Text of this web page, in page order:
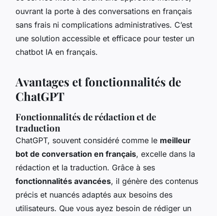
ouvrant la porte à des conversations en français
sans frais ni complications administratives. C’est
une solution accessible et efficace pour tester un
chatbot IA en français.
Avantages et fonctionnalités de
ChatGPT
Fonctionnalités de rédaction et de
traduction
ChatGPT, souvent considéré comme le meilleur
bot de conversation en français, excelle dans la
rédaction et la traduction. Grâce à ses
fonctionnalités avancées, il génère des contenus
précis et nuancés adaptés aux besoins des
utilisateurs. Que vous ayez besoin de rédiger un